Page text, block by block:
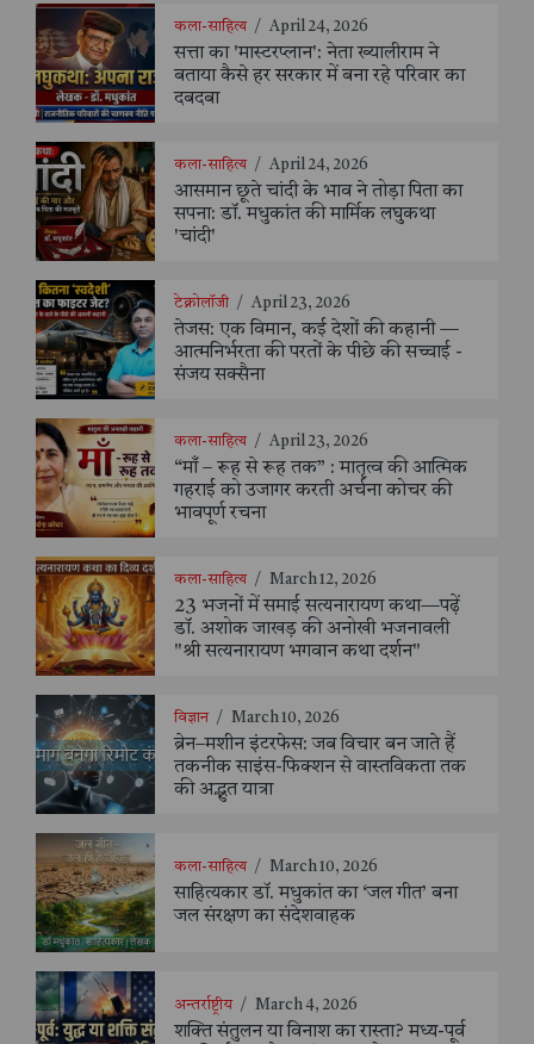
कला-साहित्य / April 24, 2026
सत्ता का 'मास्टरप्लान': नेता ख्यालीराम ने
बताया कैसे हर सरकार में बना रहे परिवार का
दबदबा
कला-साहित्य / April 24, 2026
आसमान छूते चांदी के भाव ने तोड़ा पिता का
सपना: डॉ. मधुकांत की मार्मिक लघुकथा
'चांदी'
टेक्नोलॉजी / April 23, 2026
तेजस: एक विमान, कई देशों की कहानी —
आत्मनिर्भरता की परतों के पीछे की सच्चाई -
संजय सक्सैना
कला-साहित्य / April 23, 2026
“माँ – रूह से रूह तक” : मातृत्व की आत्मिक
गहराई को उजागर करती अर्चना कोचर की
भावपूर्ण रचना
कला-साहित्य / March 12, 2026
23 भजनों में समाई सत्यनारायण कथा—पढ़ें
डॉ. अशोक जाखड़ की अनोखी भजनावली
"श्री सत्यनारायण भगवान कथा दर्शन"
विज्ञान / March 10, 2026
ब्रेन–मशीन इंटरफेस: जब विचार बन जाते हैं
तकनीक साइंस-फिक्शन से वास्तविकता तक
की अद्भुत यात्रा
कला-साहित्य / March 10, 2026
साहित्यकार डॉ. मधुकांत का ‘जल गीत’ बना
जल संरक्षण का संदेशवाहक
अन्तर्राष्ट्रीय / March 4, 2026
शक्ति संतुलन या विनाश का रास्ता? मध्य-पूर्व